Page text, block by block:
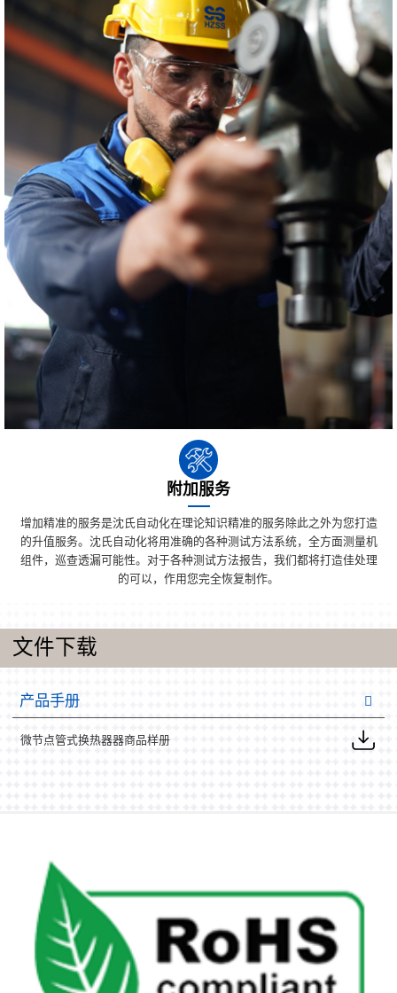
附加服务
增加精准的服务是沈氏自动化在理论知识精准的服务除此之外为您打造
的升值服务。沈氏自动化将用准确的各种测试方法系统，全方面测量机
组件，巡查透漏可能性。对于各种测试方法报告，我们都将打造佳处理
的可以，作用您完全恢复制作。
文件下载
产品手册
微节点管式换热器器商品样册